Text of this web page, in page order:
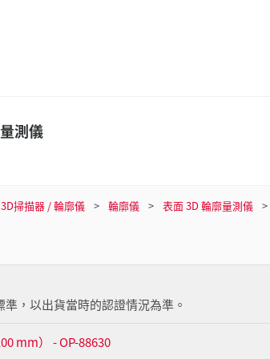
測儀
掃描器 / 輪廓儀 輪廓儀 表面 3D 輪廓量測儀
，以出貨當時的認證情況為準。
mm） - OP-88630